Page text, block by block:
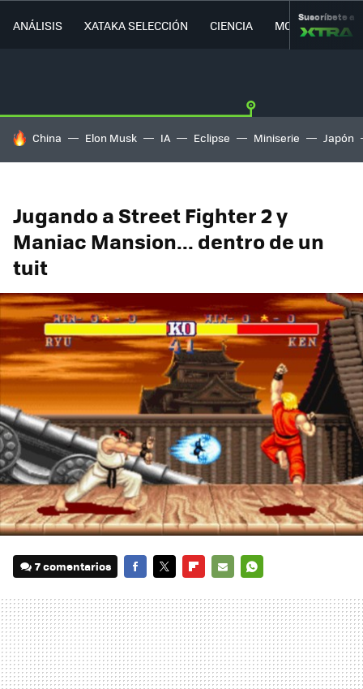
ANÁLISIS XATAKA SELECCIÓN CIENCIA MOVILIDAD
Suscríbete a
HOY SE HABLA DE
China Elon Musk IA Eclipse Miniserie Japón
Jugando a Street Fighter 2 y
Maniac Mansion... dentro de un
tuit
7 comentarios
MAIL